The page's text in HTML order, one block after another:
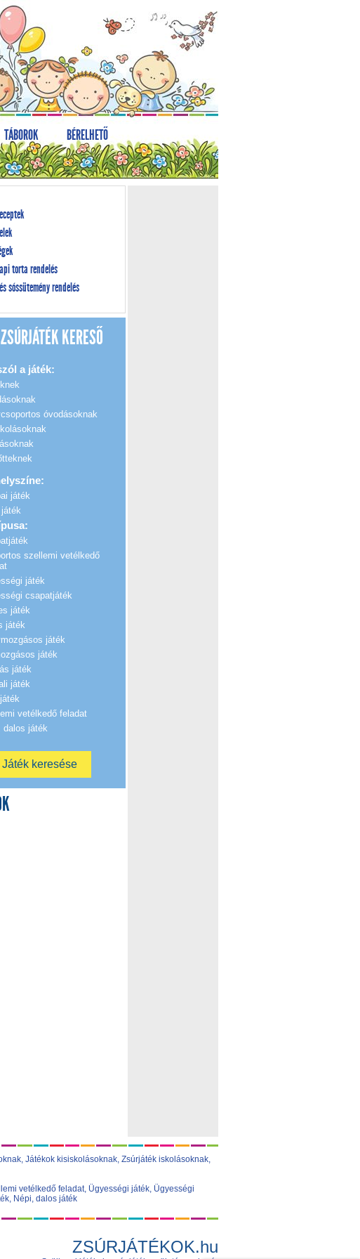
TÁBOROK BÉRELHETŐ
torta rendelés
sóssütemény rendelés
ZSÚRJÁTÉK KERESŐ
a játék:
óvodásoknak
játék
szellemi vetélkedő
játék
csapatjáték
játék
játék
játék
játék
játék
játék
vetélkedő feladat
dalos játék
, Játékok kisiskolásoknak, Zsúrjáték iskolásoknak,
vetélkedő feladat, Ügyességi játék, Ügyességi
, Népi, dalos játék
ZSÚRJÁTÉKOK.hu